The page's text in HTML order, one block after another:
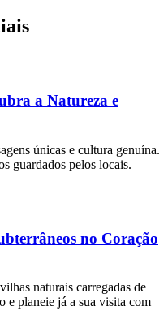
a Natureza e
únicas e cultura genuína.
guardados pelos locais.
no Coração
naturais carregadas de
e planeie já a sua visita com